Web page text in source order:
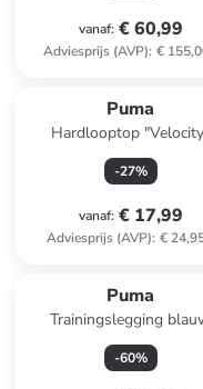
vanaf: € 60,99
Adviesprijs (AVP): €
Puma
Hardlooptop
lichtblauw
-27%
vanaf: € 17,99
Adviesprijs (AVP): €
Puma
Trainingslegging
-60%